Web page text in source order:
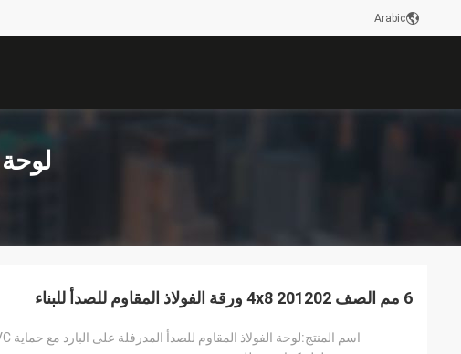
Arabic
6 مم الصف 201202 4x8 ورقة الفولاذ المقاوم للصدأ للبناء
اسم المنتج:لوحة الفولاذ المقاوم للصدأ المدرفلة على البارد مع حماية PVC